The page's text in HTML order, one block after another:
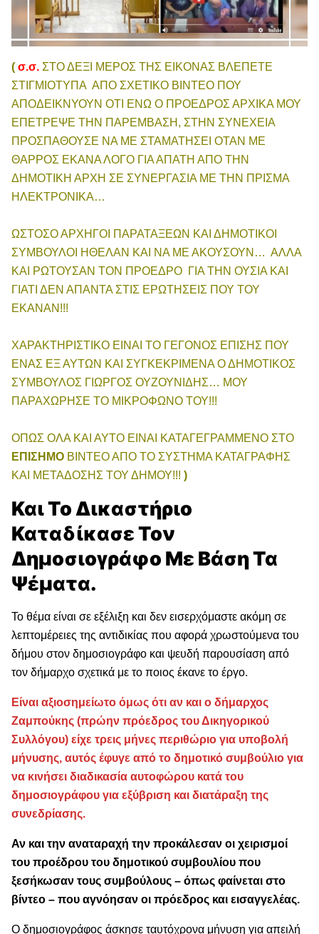
( σ.σ. ΣΤΟ ΔΕΞΙ ΜΕΡΟΣ ΤΗΣ ΕΙΚΟΝΑΣ ΒΛΕΠΕΤΕ
ΣΤΙΓΜΙΟΤΥΠΑ ΑΠΟ ΣΧΕΤΙΚΟ ΒΙΝΤΕΟ ΠΟΥ
ΑΠΟΔΕΙΚΝΥΟΥΝ ΟΤΙ ΕΝΩ Ο ΠΡΟΕΔΡΟΣ ΑΡΧΙΚΑ ΜΟΥ
ΕΠΕΤΡΕΨΕ ΤΗΝ ΠΑΡΕΜΒΑΣΗ, ΣΤΗΝ ΣΥΝΕΧΕΙΑ
ΠΡΟΣΠΑΘΟΥΣΕ ΝΑ ΜΕ ΣΤΑΜΑΤΗΣΕΙ ΟΤΑΝ ΜΕ
ΘΑΡΡΟΣ ΕΚΑΝΑ ΛΟΓΟ ΓΙΑ ΑΠΑΤΗ ΑΠΟ ΤΗΝ
ΔΗΜΟΤΙΚΗ ΑΡΧΗ ΣΕ ΣΥΝΕΡΓΑΣΙΑ ΜΕ ΤΗΝ ΠΡΙΣΜΑ
ΗΛΕΚΤΡΟΝΙΚΑ…
ΩΣΤΟΣΟ ΑΡΧΗΓΟΙ ΠΑΡΑΤΑΞΕΩΝ ΚΑΙ ΔΗΜΟΤΙΚΟΙ
ΣΥΜΒΟΥΛΟΙ ΗΘΕΛΑΝ ΚΑΙ ΝΑ ΜΕ ΑΚΟΥΣΟΥΝ… ΑΛΛΑ
ΚΑΙ ΡΩΤΟΥΣΑΝ ΤΟΝ ΠΡΟΕΔΡΟ ΓΙΑ ΤΗΝ ΟΥΣΙΑ ΚΑΙ
ΓΙΑΤΙ ΔΕΝ ΑΠΑΝΤΑ ΣΤΙΣ ΕΡΩΤΗΣΕΙΣ ΠΟΥ ΤΟΥ
ΕΚΑΝΑΝ!!!
ΧΑΡΑΚΤΗΡΙΣΤΙΚΟ ΕΙΝΑΙ ΤΟ ΓΕΓΟΝΟΣ ΕΠΙΣΗΣ ΠΟΥ
ΕΝΑΣ ΕΞ ΑΥΤΩΝ ΚΑΙ ΣΥΓΚΕΚΡΙΜΕΝΑ Ο ΔΗΜΟΤΙΚΟΣ
ΣΥΜΒΟΥΛΟΣ ΓΙΩΡΓΟΣ ΟΥΖΟΥΝΙΔΗΣ… ΜΟΥ
ΠΑΡΑΧΩΡΗΣΕ ΤΟ ΜΙΚΡΟΦΩΝΟ ΤΟΥ!!!
ΟΠΩΣ ΟΛΑ ΚΑΙ ΑΥΤΟ ΕΙΝΑΙ ΚΑΤΑΓΕΓΡΑΜMΕΝΟ ΣΤΟ
ΕΠΙΣΗΜΟ ΒΙΝΤΕΟ ΑΠΟ ΤΟ ΣΥΣΤΗΜΑ ΚΑΤΑΓΡΑΦΗΣ
ΚΑΙ ΜΕΤΑΔΟΣΗΣ ΤΟΥ ΔΗΜΟΥ!!! )
Και Το Δικαστήριο
Καταδίκασε Τον
Δημοσιογράφο Με Βάση Τα
Ψέματα.
Το θέμα είναι σε εξέλιξη και δεν εισερχόμαστε ακόμη σε
λεπτομέρειες της αντιδικίας που αφορά χρωστούμενα του
δήμου στον δημοσιογράφο και ψευδή παρουσίαση από
τον δήμαρχο σχετικά με το ποιος έκανε το έργο.
Είναι αξιοσημείωτο όμως ότι αν και ο δήμαρχος
Ζαμπούκης (πρώην πρόεδρος του Δικηγορικού
Συλλόγου) είχε τρεις μήνες περιθώριο για υποβολή
μήνυσης, αυτός έφυγε από το δημοτικό συμβούλιο για
να κινήσει διαδικασία αυτοφώρου κατά του
δημοσιογράφου για εξύβριση και διατάραξη της
συνεδρίασης.
Αν και την αναταραχή την προκάλεσαν οι χειρισμοί
του προέδρου του δημοτικού συμβουλίου που
ξεσήκωσαν τους συμβούλους – όπως φαίνεται στο
βίντεο – που αγνόησαν οι πρόεδρος και εισαγγελέας.
Ο δημοσιογράφος άσκησε ταυτόχρονα μήνυση για απειλή